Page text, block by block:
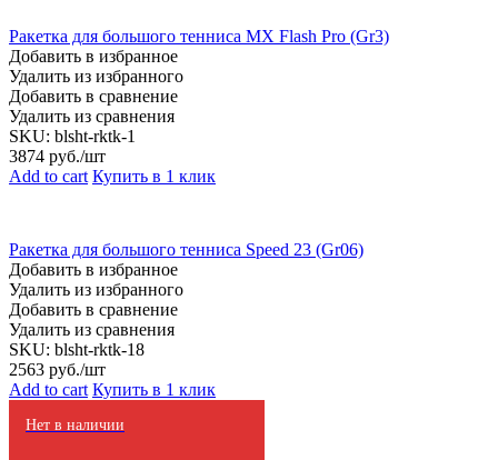
Ракетка для большого тенниса MX Flash Pro (Gr3)
Добавить в избранное
Удалить из избранного
Добавить в сравнение
Удалить из сравнения
SKU: blsht-rktk-1
3874 руб./шт
Add to cart Купить в 1 клик
Ракетка для большого тенниса Speed 23 (Gr06)
Добавить в избранное
Удалить из избранного
Добавить в сравнение
Удалить из сравнения
SKU: blsht-rktk-18
2563 руб./шт
Add to cart Купить в 1 клик
Нет в наличии